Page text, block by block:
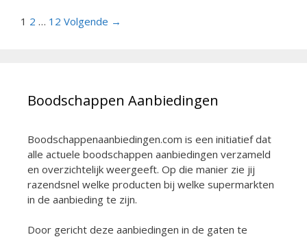
Berichtnavigatie
1 2 … 12 Volgende →
Boodschappen Aanbiedingen
Boodschappenaanbiedingen.com is een initiatief dat
alle actuele boodschappen aanbiedingen verzameld
en overzichtelijk weergeeft. Op die manier zie jij
razendsnel welke producten bij welke supermarkten
in de aanbieding te zijn.
Door gericht deze aanbiedingen in de gaten te